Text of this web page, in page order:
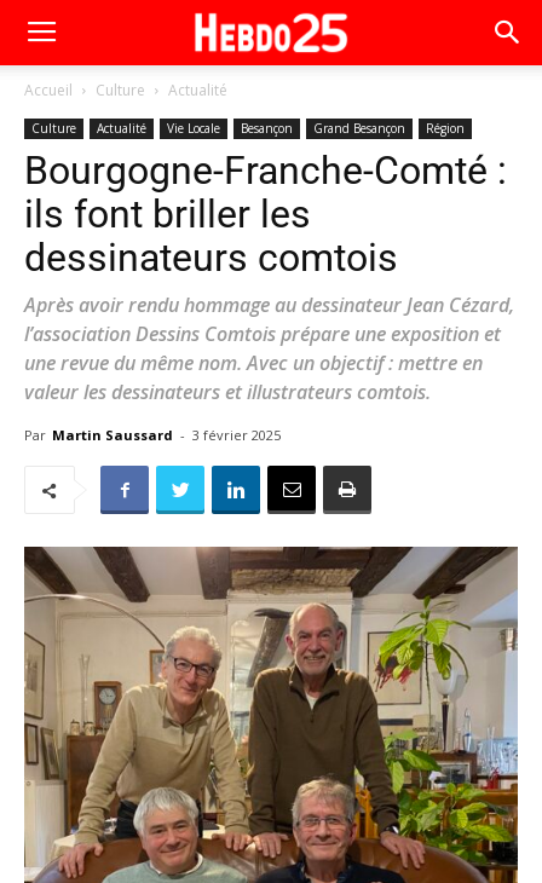
Accueil Culture Actualité
Culture Actualité Vie Locale Besançon Grand Besançon Région
Bourgogne-Franche-Comté :
ils font briller les
dessinateurs comtois
Après avoir rendu hommage au dessinateur Jean Cézard,
l’association Dessins Comtois prépare une exposition et
une revue du même nom. Avec un objectif : mettre en
valeur les dessinateurs et illustrateurs comtois.
Par Martin Saussard - 3 février 2025